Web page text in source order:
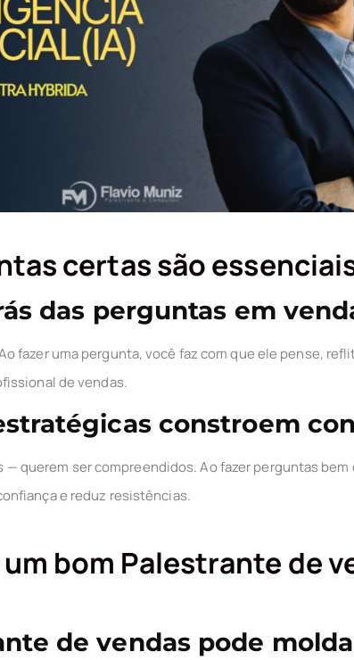
certas são
das perguntas em
fazer uma pergunta, você faz com que ele pense,
de vendas.
constroem
querem ser compreendidos. Ao fazer perguntas
e reduz resistências.
bom Palestrante de
de vendas pode